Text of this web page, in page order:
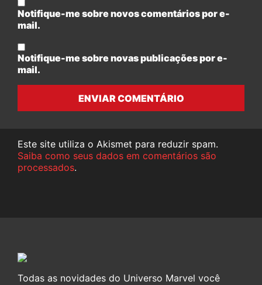
Notifique-me sobre novos comentários por e-
mail.
Notifique-me sobre novas publicações por e-
mail.
ENVIAR COMENTÁRIO
Este site utiliza o Akismet para reduzir spam.
Saiba como seus dados em comentários são
processados.
Todas as novidades do Universo Marvel você